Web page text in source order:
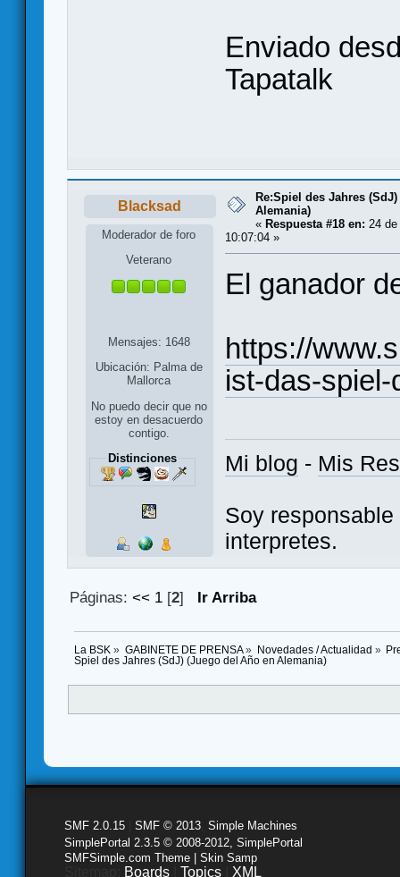
Enviado
Tapatalk
Blacksad
Moderador de foro
Veterano
Mensajes: 1648
Ubicación: Palma de
Mallorca
No puedo decir que no
estoy en desacuerdo
contigo.
Distinciones
Re:Spiel des Jahres
Alemania)
« Respuesta #18 en: 24
10:07:04 »
El ganador
https://
ist-das-
Mi blog - Mis
Soy
interpretes.
Páginas:<< 1 [2] Ir Arriba
La BSK » GABINETE DE PRENSA» Novedades / Actualidad »
Spiel des Jahres (SdJ) (Juego del Año en Alemania)
SMF 2.0.15 SMF © 2013 Simple Machines
SimplePortal 2.3.5 © 2008-2012, SimplePortal
SMFSimple.com Theme | Skin Samp
Boards Topics XML